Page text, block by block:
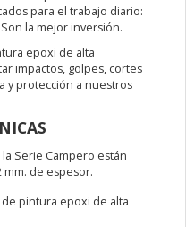
para el trabajo diario:
la mejor inversión.
epoxi de alta
impactos, golpes, cortes
y protección a nuestros
la Serie Campero están
mm. de espesor.
pintura epoxi de alta